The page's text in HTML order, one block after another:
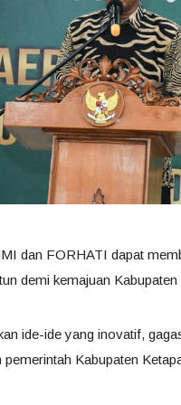
dan FORHATI dapat
demi kemajuan Kabupaten
ide-ide yang inovatif,
Kabupaten